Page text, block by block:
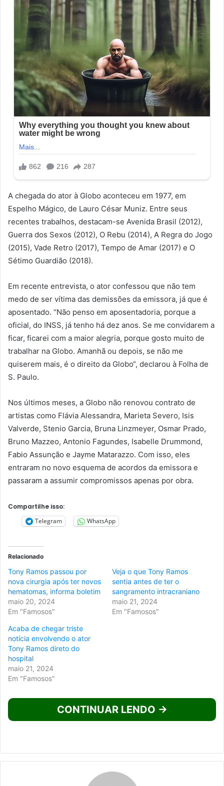
A chegada do ator à Globo aconteceu em 1977, em
Espelho Mágico, de Lauro César Muniz. Entre seus
recentes trabalhos, destacam-se Avenida Brasil (2012),
Guerra dos Sexos (2012), O Rebu (2014), A Regra do Jogo
(2015), Vade Retro (2017), Tempo de Amar (2017) e O
Sétimo Guardião (2018).
Em recente entrevista, o ator confessou que não tem
medo de ser vítima das demissões da emissora, já que é
aposentado. “Não penso em aposentadoria, porque a
oficial, do INSS, já tenho há dez anos. Se me convidarem a
ficar, ficarei com a maior alegria, porque gosto muito de
trabalhar na Globo. Amanhã ou depois, se não me
quiserem mais, é o direito da Globo“, declarou à Folha de
S. Paulo.
Nos últimos meses, a Globo não renovou contrato de
artistas como Flávia Alessandra, Marieta Severo, Isis
Valverde, Stenio Garcia, Bruna Linzmeyer, Osmar Prado,
Bruno Mazzeo, Antonio Fagundes, Isabelle Drummond,
Fabio Assunção e Jayme Matarazzo. Com isso, eles
entraram no novo esquema de acordos da emissora e
passaram a assumir compromissos apenas por obra.
Compartilhe isso:
Telegram
WhatsApp
Relacionado
Tony Ramos passou por
nova cirurgia após ter novos
hematomas, informa boletim
maio 20, 2024
Em "Famosos"
Veja o que Tony Ramos
sentia antes de ter o
sangramento intracraniano
maio 21, 2024
Em "Famosos"
Acaba de chegar triste
notícia envolvendo o ator
Tony Ramos direto do
hospital
maio 21, 2024
Em "Famosos"
CONTINUAR LENDO →